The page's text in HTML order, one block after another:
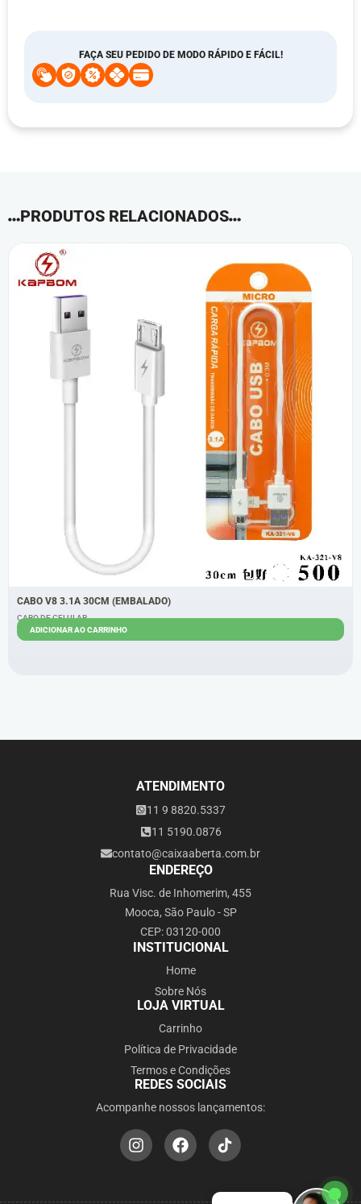
FAÇA SEU PEDIDO DE MODO RÁPIDO E FÁCIL!
PRODUTOS RELACIONADOS
CABO V8 3.1A 30CM (EMBALADO)
CABO DE CELULAR
ADICIONAR AO CARRINHO
ATENDIMENTO
11 9 8820.5337
11 5190.0876
contato@caixaaberta.com.br
ENDEREÇO
Rua Visc. de Inhomerim, 455
Mooca, São Paulo - SP
CEP: 03120-000
INSTITUCIONAL
Home
Sobre Nós
LOJA VIRTUAL
Carrinho
Política de Privacidade
Termos e Condições
REDES SOCIAIS
Acompanhe nossos lançamentos: